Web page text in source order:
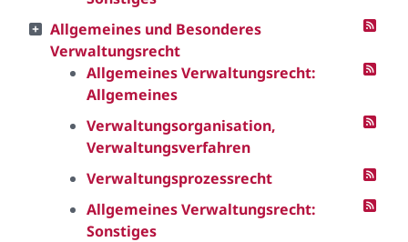
Allgemeines und Besonderes
Verwaltungsrecht
Allgemeines Verwaltungsrecht:
Allgemeines
Verwaltungsorganisation,
Verwaltungsverfahren
Verwaltungsprozessrecht
Allgemeines Verwaltungsrecht:
Sonstiges